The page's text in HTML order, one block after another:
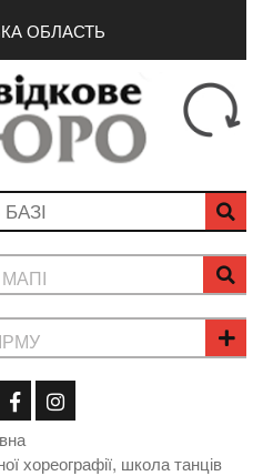
ОБЛАСТЬ
хореографії, школа танців